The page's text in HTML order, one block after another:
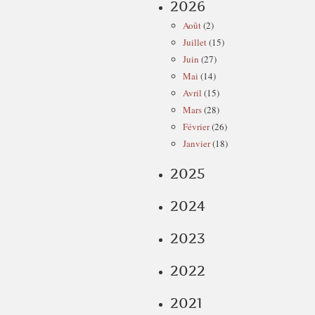
2026
Août(2)
Juillet(15)
Juin (27)
Mai (14)
Avril (15)
Mars(28)
Février(26)
Janvier(18)
2025
2024
2023
2022
2021